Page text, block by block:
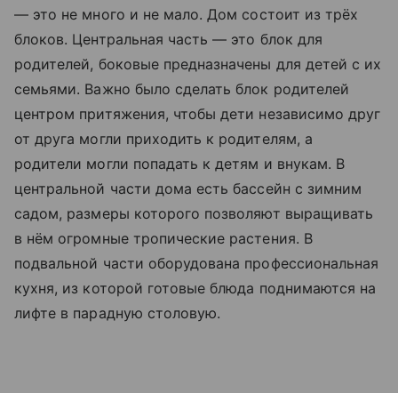
— это не много и не мало. Дом состоит из трёх
блоков. Центральная часть — это блок для
родителей, боковые предназначены для детей с их
семьями. Важно было сделать блок родителей
центром притяжения, чтобы дети независимо друг
от друга могли приходить к родителям, а
родители могли попадать к детям и внукам. В
центральной части дома есть бассейн с зимним
садом, размеры которого позволяют выращивать
в нём огромные тропические растения. В
подвальной части оборудована профессиональная
кухня, из которой готовые блюда поднимаются на
лифте в парадную столовую.